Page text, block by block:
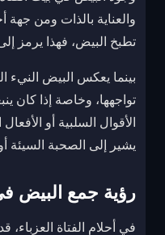
والعناية بالذات ومن جهة
تطبخ البيض، فهذا يرمز
بينما يعكس البيض النيء
تواجهها، وخاصة إذا كان
الأقوال السلبية أو
يشير إلى الصحبة السيئة
رؤية جمع البيض في
في أحلام الفتاة